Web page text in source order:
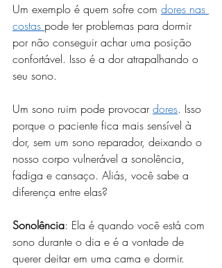
Um exemplo é quem sofre com dores nas
costas pode ter problemas para dormir
por não conseguir achar uma posição
confortável. Isso é a dor atrapalhando o
seu sono.
Um sono ruim pode provocar dores. Isso
porque o paciente fica mais sensível à
dor, sem um sono reparador, deixando o
nosso corpo vulnerável a sonolência,
fadiga e cansaço. Aliás, você sabe a
diferença entre elas?
Sonolência: Ela é quando você está com
sono durante o dia e é a vontade de
querer deitar em uma cama e dormir.